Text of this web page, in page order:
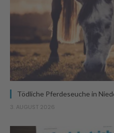
Tödliche Pferdeseuche in
3. AUGUST 2026